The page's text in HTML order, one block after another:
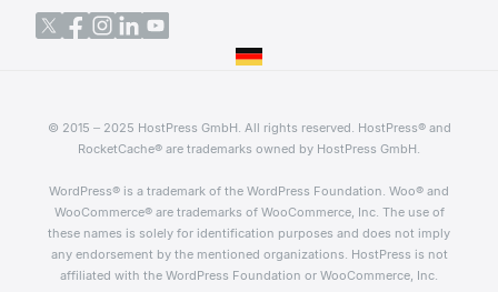
© 2015 – 2025 HostPress GmbH. All rights reserved. HostPress® and
RocketCache® are trademarks owned by HostPress GmbH.
WordPress® is a trademark of the WordPress Foundation. Woo® and
WooCommerce® are trademarks of WooCommerce, Inc. The use of
these names is solely for identification purposes and does not imply
any endorsement by the mentioned organizations. HostPress is not
affiliated with the WordPress Foundation or WooCommerce, Inc.